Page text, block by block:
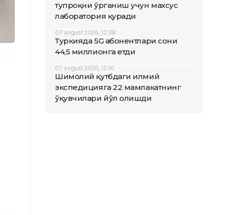
тупроқни ўрганиш учун махсус
лаборатория қуради
07 avgust 2026, 12:38
Туркияда 5G абонентлари сони
44,5 миллионга етди
07 avgust 2026, 12:10
Шимолий қутбдаги илмий
экспедицияга 22 мамлакатнинг
ўқувчилари йўл олишди